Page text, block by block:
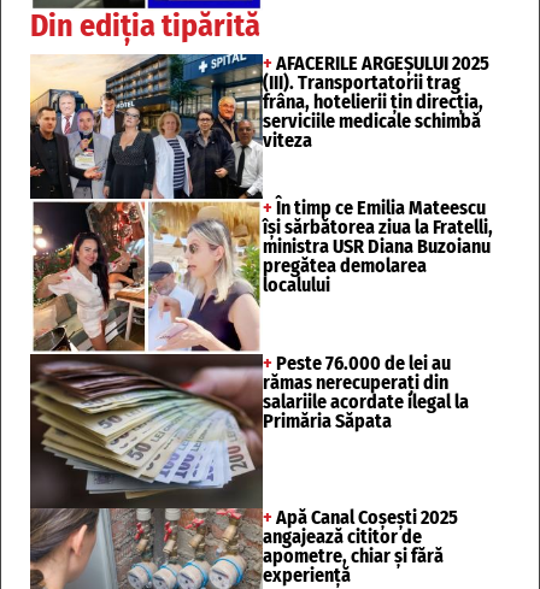
Din ediția tipărită
+ AFACERILE ARGEȘULUI 2025
(III). Transportatorii trag
frâna, hotelierii țin direcția,
serviciile medicale schimbă
viteza
+ În timp ce Emilia Mateescu
își sărbătorea ziua la Fratelli,
ministra USR Diana Buzoianu
pregătea demolarea
localului
+ Peste 76.000 de lei au
rămas nerecuperați din
salariile acordate ilegal la
Primăria Săpata
+ Apă Canal Coșești 2025
angajează cititor de
apometre, chiar și fără
experiență